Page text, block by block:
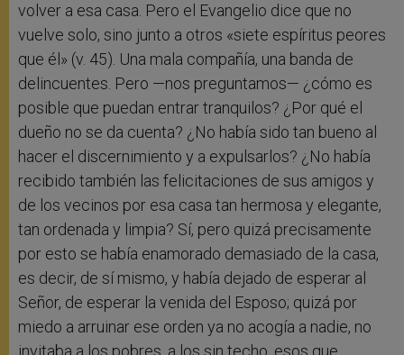
volver a esa casa. Pero el Evangelio dice que no
vuelve solo, sino junto a otros «siete espíritus peores
que él» (v. 45). Una mala compañía, una banda de
delincuentes. Pero —nos preguntamos— ¿cómo es
posible que puedan entrar tranquilos? ¿Por qué el
dueño no se da cuenta? ¿No había sido tan bueno al
hacer el discernimiento y a expulsarlos? ¿No había
recibido también las felicitaciones de sus amigos y
de los vecinos por esa casa tan hermosa y elegante,
tan ordenada y limpia? Sí, pero quizá precisamente
por esto se había enamorado demasiado de la casa,
es decir, de sí mismo, y había dejado de esperar al
Señor, de esperar la venida del Esposo; quizá por
miedo a arruinar ese orden ya no acogía a nadie, no
invitaba a los pobres, a los sin techo, esos que